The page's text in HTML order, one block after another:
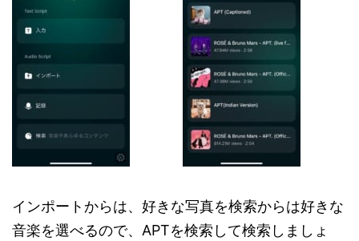
インポートからは、好きな写真を検索からは好きな
音楽を選べるので、APTを検索して検索しましょ